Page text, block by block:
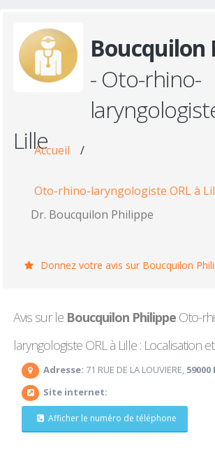
Boucquilon
- Oto-rhino-
LilleAccueil /
Oto-rhino-laryngologiste ORL à
Dr. Boucquilon Philippe
Donnez votre avis sur Boucquilon
Avis sur le Boucquilon Philippe Oto-
laryngologiste ORL à Lille : Localisation
Adresse: 71 RUE DE LA LOUVIERE,
Site internet:
Afficher le numéro de téléphone